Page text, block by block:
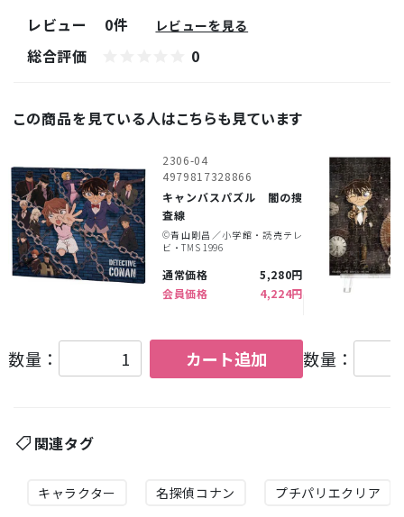
レビュー 0件 レビューを見る
総合評価 0
この商品を見ている人はこちらも見ています
2306-04
4979817328866
キャンバスパズル 闇の捜
査線
©︎青山剛昌／小学館・読売テレ
ビ・TMS 1996
通常価格
5,280円
会員価格
4,224円
数量： カート追加 数量：
関連タグ
キャラクター 名探偵コナン プチパリエクリア